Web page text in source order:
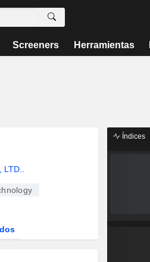
Screeners Herramientas
LTD.
Índices